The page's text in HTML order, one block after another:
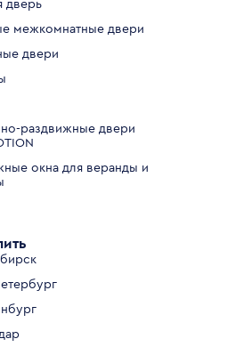
дверь
межкомнатные двери
двери
раздвижные двери
окна для веранды и